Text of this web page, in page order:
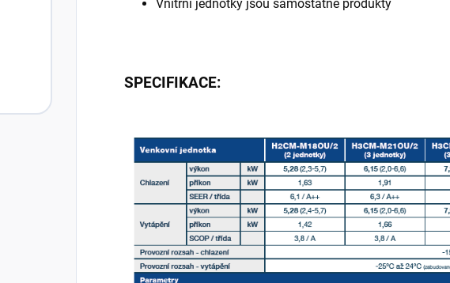
Vnitřní jednotky jsou samostatné produkty
SPECIFIKACE: